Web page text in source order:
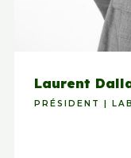
Laurent
PRÉSIDENT |